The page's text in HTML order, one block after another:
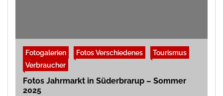
Fotogalerien Fotos Verschiedenes
Tourismus
Verbraucher
Fotos Jahrmarkt in Süderbrarup – Sommer
2025